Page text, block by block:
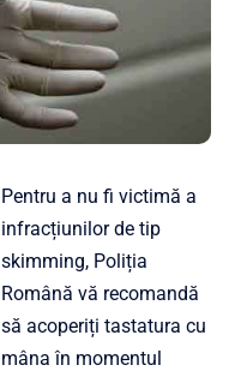
Pentru a nu fi victimă a
infracțiunilor de tip
skimming, Poliția
Română vă recomandă
să acoperiți tastatura cu
mâna în momentul